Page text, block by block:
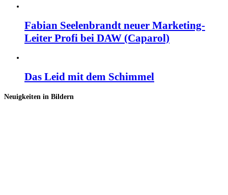
Fabian Seelenbrandt neuer Marketing-
Leiter Profi bei DAW (Caparol)
Das Leid mit dem Schimmel
Neuigkeiten in Bildern